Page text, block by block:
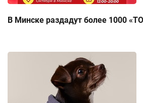
В Минске раздадут более 1000